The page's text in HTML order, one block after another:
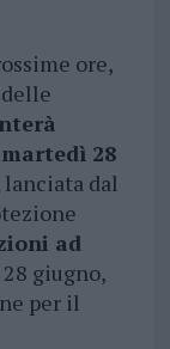
ore,
28
lanciata dal
ad
giugno,
per il